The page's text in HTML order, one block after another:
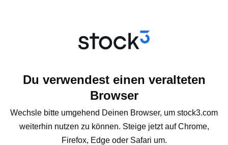
Du verwendest einen veralteten
Browser
Wechsle bitte umgehend Deinen Browser, um stock3.com
weiterhin nutzen zu können. Steige jetzt auf Chrome,
Firefox, Edge oder Safari um.